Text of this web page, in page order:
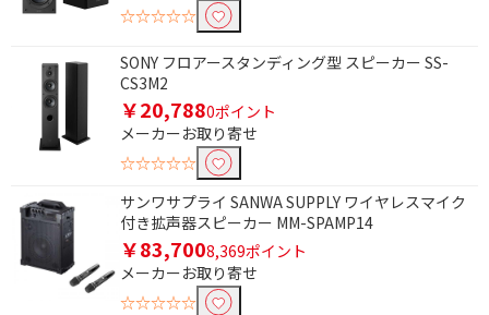
☆☆☆☆☆
SONY フロアースタンディング型 スピーカー SS-
CS3M2
￥20,7880ポイント
メーカーお取り寄せ
☆☆☆☆☆
サンワサプライ SANWA SUPPLY ワイヤレスマイク
付き拡声器スピーカー MM-SPAMP14
￥83,7008,369ポイント
メーカーお取り寄せ
☆☆☆☆☆
電源で絞り込む
バスパワー
充電式
電池
電源方式で絞り込む
AC電源
防水で絞り込む
防水非対応